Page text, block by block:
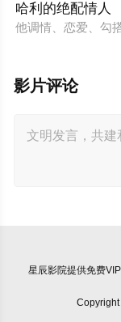
哈利的绝配情人
他调情、恋爱、勾
影片评论
星辰影院提供免费